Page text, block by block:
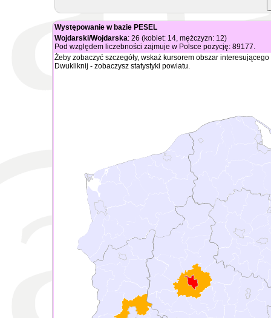
Występowanie w bazie PESEL
Wojdarski/Wojdarska: 26 (kobiet: 14, mężczyzn: 12)
Pod względem liczebności zajmuje w Polsce pozycję: 89177.
Żeby zobaczyć szczegóły, wskaż kursorem obszar
Dwukliknij - zobaczysz statystyki powiatu.